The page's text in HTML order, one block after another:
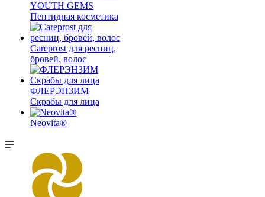
YOUTH GEMS
Пептидная косметика
Careprost для ресниц,
бровей, волос
ФЛЕРЭНЗИМ
Скрабы для лица
Neovita®